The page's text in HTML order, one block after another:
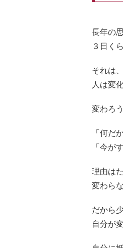
長年の
３日く
それは
人は変
変わろ
「何だ
「今が
理由は
変わら
だから
自分が